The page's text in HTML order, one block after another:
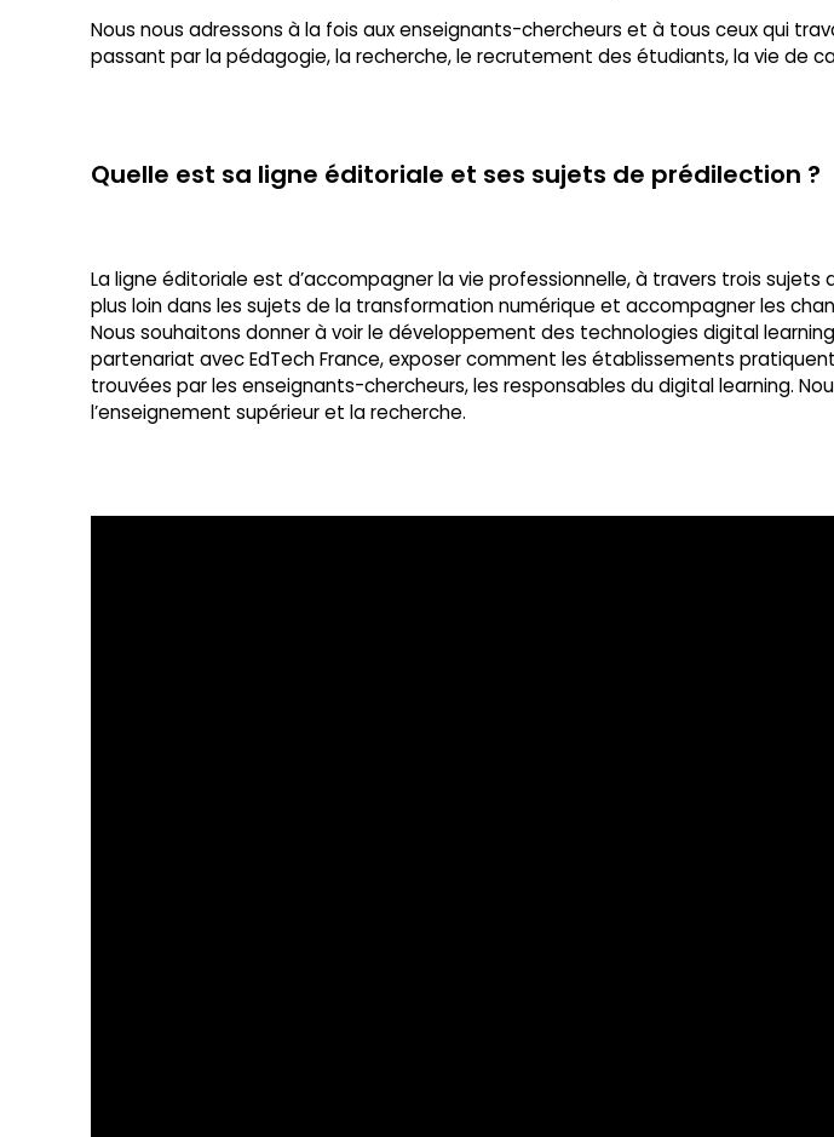
Nous nous adressons à la fois aux enseignants-chercheurs et à tous ceux qui
passant par la pédagogie, la recherche, le recrutement des étudiants, la vie de
Quelle est sa ligne éditoriale et ses sujets de prédilection ?
La ligne éditoriale est d’accompagner la vie professionnelle, à travers trois sujets
plus loin dans les sujets de la transformation numérique et accompagner les
Nous souhaitons donner à voir le développement des technologies digital
partenariat avec EdTech France, exposer comment les établissements
trouvées par les enseignants-chercheurs, les responsables du digital learning.
l’enseignement supérieur et la recherche.